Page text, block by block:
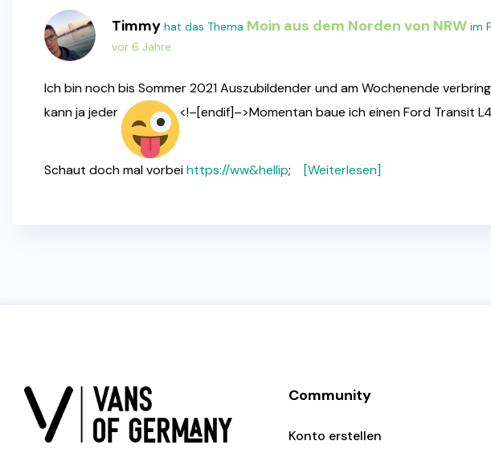
Timmy hat das Thema Moin aus dem Norden von NRW im
vor 6 Jahre
Ich bin noch bis Sommer 2021 Auszubildender und am Wochenende
kann ja jeder
<!–[endif]–>Momentan baue ich einen Ford Transit
Schaut doch mal vorbeihttps://ww&hellip; [Weiterlesen]
Community
Konto erstellen